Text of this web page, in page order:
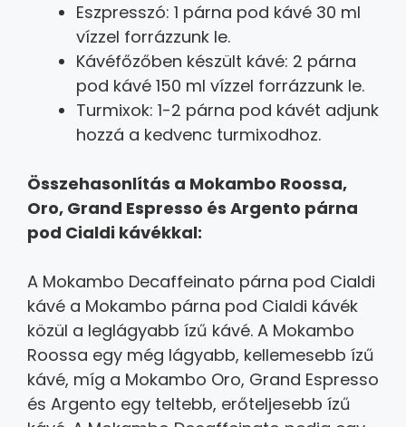
Eszpresszó: 1 párna pod kávé 30 ml
vízzel forrázzunk le.
Kávéfőzőben készült kávé: 2 párna
pod kávé 150 ml vízzel forrázzunk le.
Turmixok: 1-2 párna pod kávét adjunk
hozzá a kedvenc turmixodhoz.
Összehasonlítás a Mokambo Roossa,
Oro, Grand Espresso és Argento párna
pod Cialdi kávékkal:
A Mokambo Decaffeinato párna pod Cialdi
kávé a Mokambo párna pod Cialdi kávék
közül a leglágyabb ízű kávé. A Mokambo
Roossa egy még lágyabb, kellemesebb ízű
kávé, míg a Mokambo Oro, Grand Espresso
és Argento egy teltebb, erőteljesebb ízű